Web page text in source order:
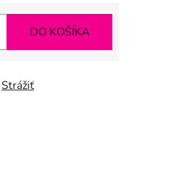
DO KOŠÍKA
Strážiť